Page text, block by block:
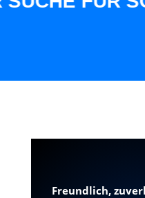
Freundlich,